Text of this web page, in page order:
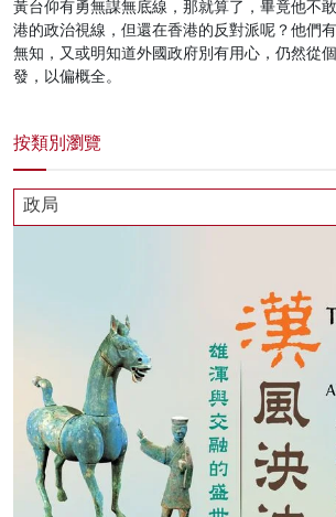
黃台仰有勇無謀無底線，那就算了，畢竟他不
港的政治視線，但還在香港的反對派呢？他們
無知，又或明知道外國政府別有用心，仍然從
發，以偏概全。
按類別瀏覽
政局